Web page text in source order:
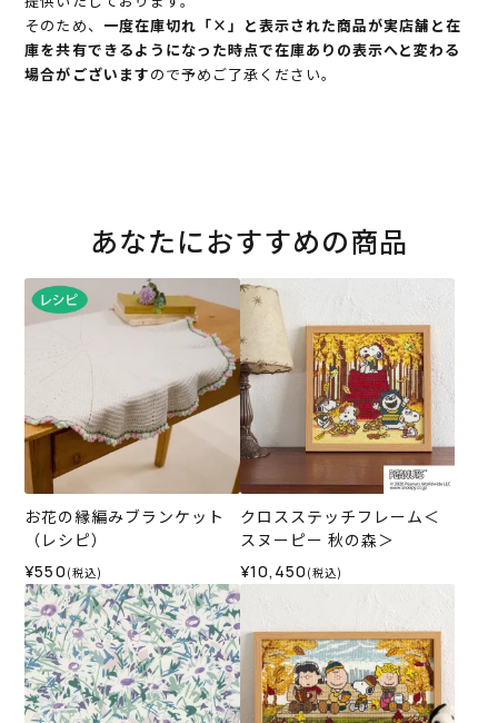
そのため、 一度在庫切れ「×」と表示された商品が実店舗と在
庫を共有できるようになった時点で在庫ありの表示へと変わる
場合がございますので予めご了承ください。
あなたにおすすめの商品
お花の縁編みブランケット
（レシピ）
¥550 (税込)
クロスステッチフレーム＜
スヌーピー 秋の森＞
¥10,450 (税込)